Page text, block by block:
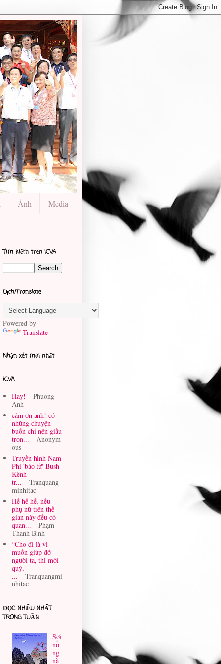
Ảnh
Media
Tìm kiếm trên iCVA
Dịch/Translate
Powered by
Translate
Nhận xét mới nhất
iCVA
Hay! - Phuong
Anh
cảm ơn anh! có
những chuyện
buồn chỉ nên giấu
tron... - Anonym
ous
Truyền hình Nam
Phi 'báo tử' Bush
Kênh
tr... - Tranquang
minhitac
Hề hề hề, nếu
phụ nữ trên thế
gian này đều có
quan... - Phạm
Thanh Binh
“Cho đi là vì
muốn giúp đỡ
người ta, thì mới
quý,
... - Tranquangmi
nhitac
ĐỌC NHIỀU NHẤT
TRONG TUẦN
Sợi
nồ
ng
nà